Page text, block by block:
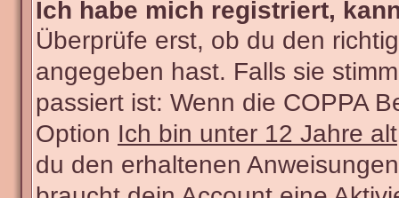
Ich habe mich registriert,
Überprüfe erst, ob du den
angegeben hast. Falls sie
passiert ist: Wenn die COPPA
Option Ich bin unter 12 Jahre alt
du den erhaltenen